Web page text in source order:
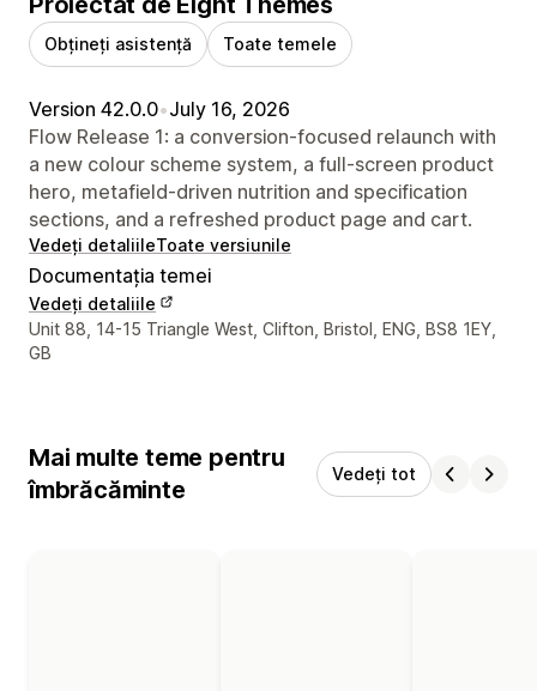
Obțineți asistență Toate temele
Version 42.0.0•July 16, 2026
Flow Release 1: a conversion-focused relaunch with
a new colour scheme system, a full-screen product
hero, metafield-driven nutrition and specification
sections, and a refreshed product page and cart.
Vedeți detaliileToate versiunile
Documentația temei
Vedeți detaliile
Detaliile de contact ale designerului
Unit 88, 14-15 Triangle West, Clifton, Bristol, ENG, BS8 1EY,
GB
Mai multe teme pentru
îmbrăcăminte
Vedeți tot